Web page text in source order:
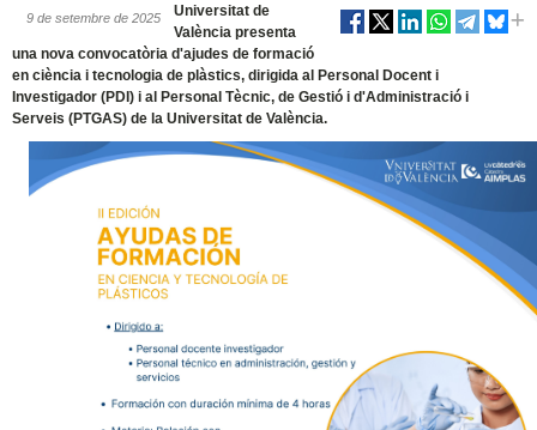
9 de setembre de 2025
Universitat de
València presenta
una nova convocatòria d'ajudes de formació
en ciència i tecnologia de plàstics, dirigida al Personal Docent i
Investigador (PDI) i al Personal Tècnic, de Gestió i d'Administració i
Serveis (PTGAS) de la Universitat de València.